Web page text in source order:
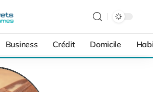
Business Crédit Domicile